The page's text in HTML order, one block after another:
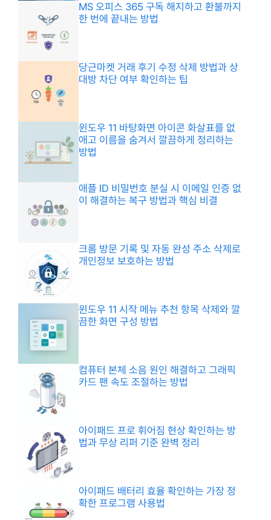
MS 오피스 365 구독 해지하고 환불까지
한 번에 끝내는 방법
당근마켓 거래 후기 수정 삭제 방법과 상
대방 차단 여부 확인하는 팁
윈도우 11 바탕화면 아이콘 화살표를 없
애고 이름을 숨겨서 깔끔하게 정리하는
방법
애플 ID 비밀번호 분실 시 이메일 인증 없
이 해결하는 복구 방법과 핵심 비결
크롬 방문 기록 및 자동 완성 주소 삭제로
개인정보 보호하는 방법
윈도우 11 시작 메뉴 추천 항목 삭제와 깔
끔한 화면 구성 방법
컴퓨터 본체 소음 원인 해결하고 그래픽
카드 팬 속도 조절하는 방법
아이패드 프로 휘어짐 현상 확인하는 방
법과 무상 리퍼 기준 완벽 정리
아이패드 배터리 효율 확인하는 가장 정
확한 프로그램 사용법